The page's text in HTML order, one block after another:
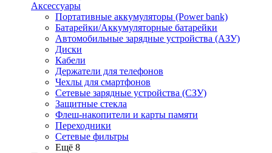
Аксессуары
Портативные аккумуляторы (Power bank)
Батарейки/Аккумуляторные батарейки
Автомобильные зарядные устройства (АЗУ)
Диски
Кабели
Держатели для телефонов
Чехлы для смартфонов
Сетевые зарядные устройства (СЗУ)
Защитные стекла
Флеш-накопители и карты памяти
Переходники
Сетевые фильтры
Ещё 8